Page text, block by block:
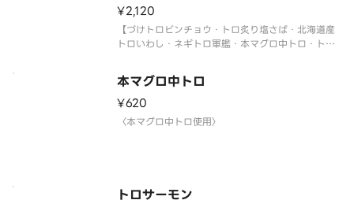
¥2,120
【づけトロビンチョウ・トロ炙り塩さば・北海道産
トロいわし・ネギトロ軍艦・本マグロ中トロ・トロ
貫】
〈本マグロ中トロ使用〉
〈期間限定〉2026年9月30日（水）まで
※数量限定につき、売り切れの際はご容赦ください
本マグロ中トロ
¥620
〈本マグロ中トロ使用〉
トロサーモン